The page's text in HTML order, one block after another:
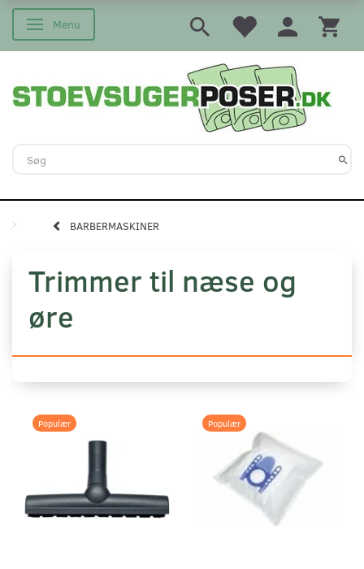
Skifte navigation
Menu
BARBERMASKINER
Trimmer til næse og
øre
Populær Populær